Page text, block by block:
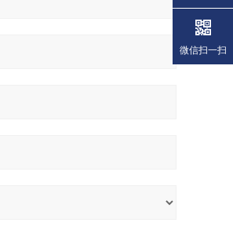
微信扫一扫